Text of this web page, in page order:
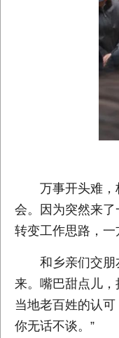
万事开头难
会。因为突然来
转变工作思路，
和乡亲们交
来。嘴巴甜点儿，
当地老百姓的认
你无话不谈。”